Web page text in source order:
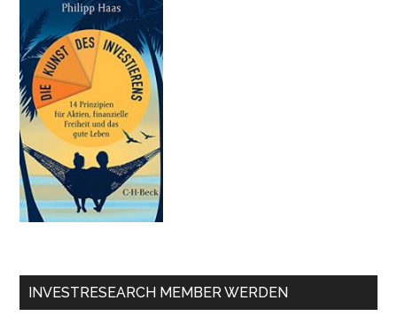
INVESTRESEARCH MEMBER WERDEN